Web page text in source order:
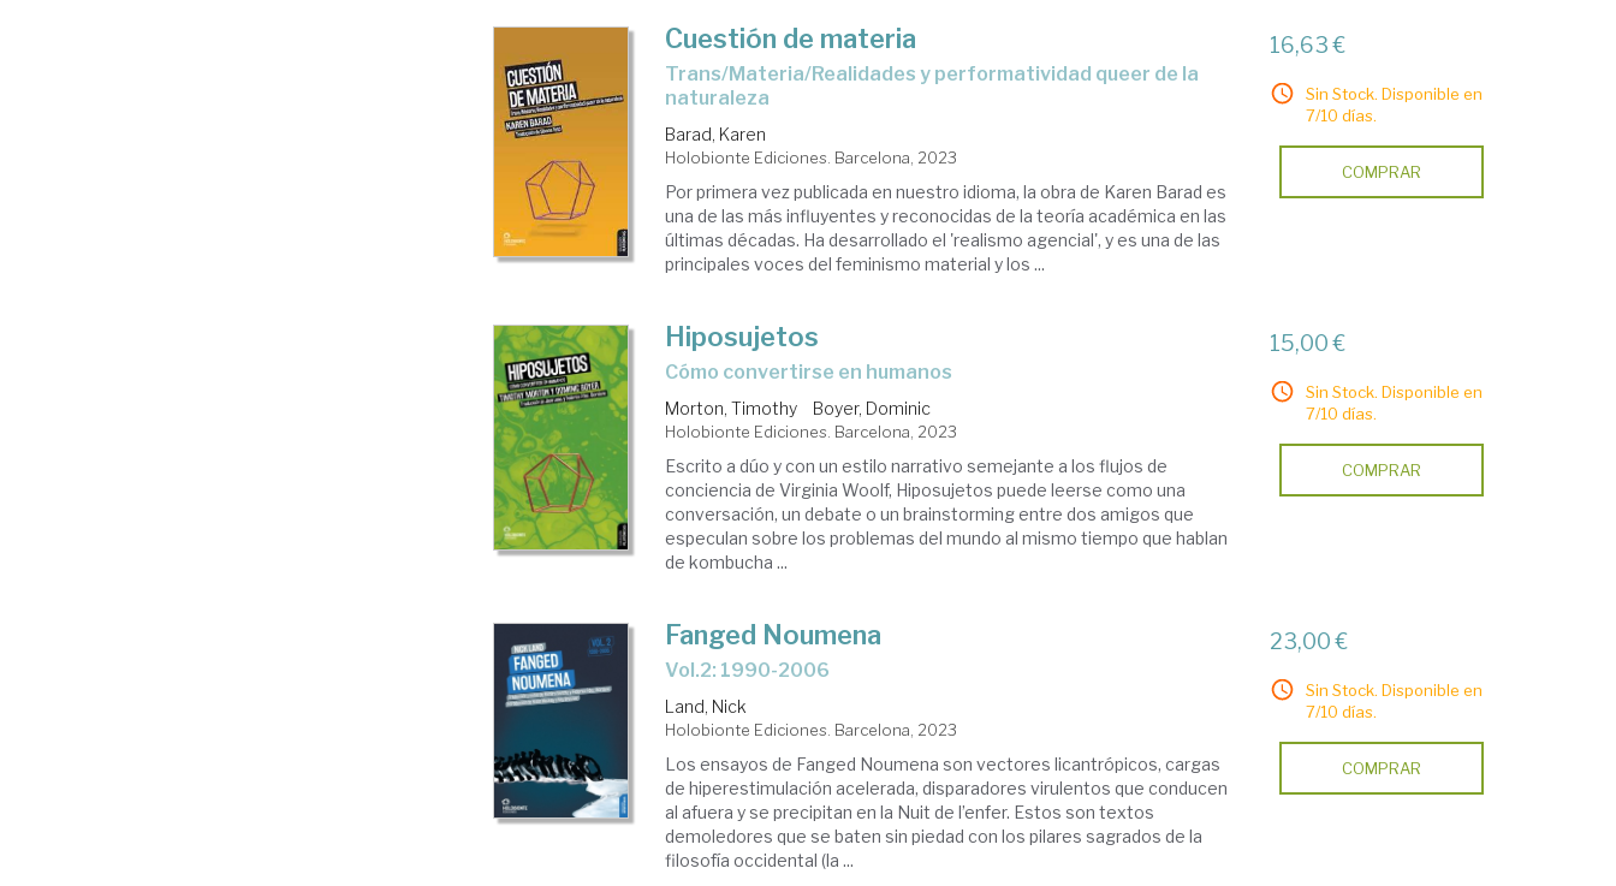
Cuestión de materia
Trans/Materia/Realidades y performatividad queer de la
naturaleza
Barad, Karen
Holobionte Ediciones. Barcelona, 2023
Por primera vez publicada en nuestro idioma, la obra de Karen Barad es
una de las más influyentes y reconocidas de la teoría académica en las
últimas décadas. Ha desarrollado el 'realismo agencial', y es una de las
principales voces del feminismo material y los ...
16,63 €
Sin Stock. Disponible en
7/10 días.
COMPRAR
Hiposujetos
cómo convertirse en humanos
Morton, Timothy Boyer, Dominic
Holobionte Ediciones. Barcelona, 2023
Escrito a dúo y con un estilo narrativo semejante a los flujos de
conciencia de Virginia Woolf, Hiposujetos puede leerse como una
conversación, un debate o un brainstorming entre dos amigos que
especulan sobre los problemas del mundo al mismo tiempo que hablan
de kombucha ...
15,00 €
Sin Stock. Disponible en
7/10 días.
COMPRAR
Fanged Noumena
Vol.2: 1990-2006
Land, Nick
Holobionte Ediciones. Barcelona, 2023
Los ensayos de Fanged Noumena son vectores licantrópicos, cargas
de hiperestimulación acelerada, disparadores virulentos que conducen
al afuera y se precipitan en la Nuit de l’enfer. Estos son textos
demoledores que se baten sin piedad con los pilares sagrados de la
filosofía occidental (la ...
23,00 €
Sin Stock. Disponible en
7/10 días.
COMPRAR